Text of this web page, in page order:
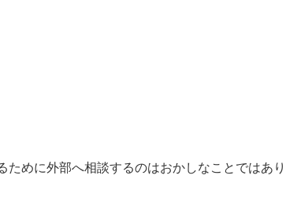
めに外部へ相談するのはおかしなことではあり